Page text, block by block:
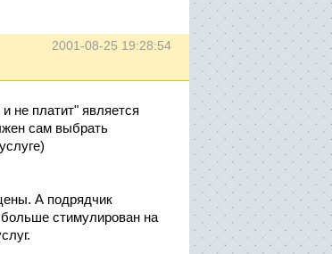
2001-08-25 19:28:54
не платит" является
сам выбрать
А подрядчик
стимулирован на